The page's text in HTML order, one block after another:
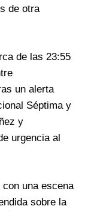
de otra
de las 23:55
un alerta
Séptima y
y
urgencia al
una escena
sobre la